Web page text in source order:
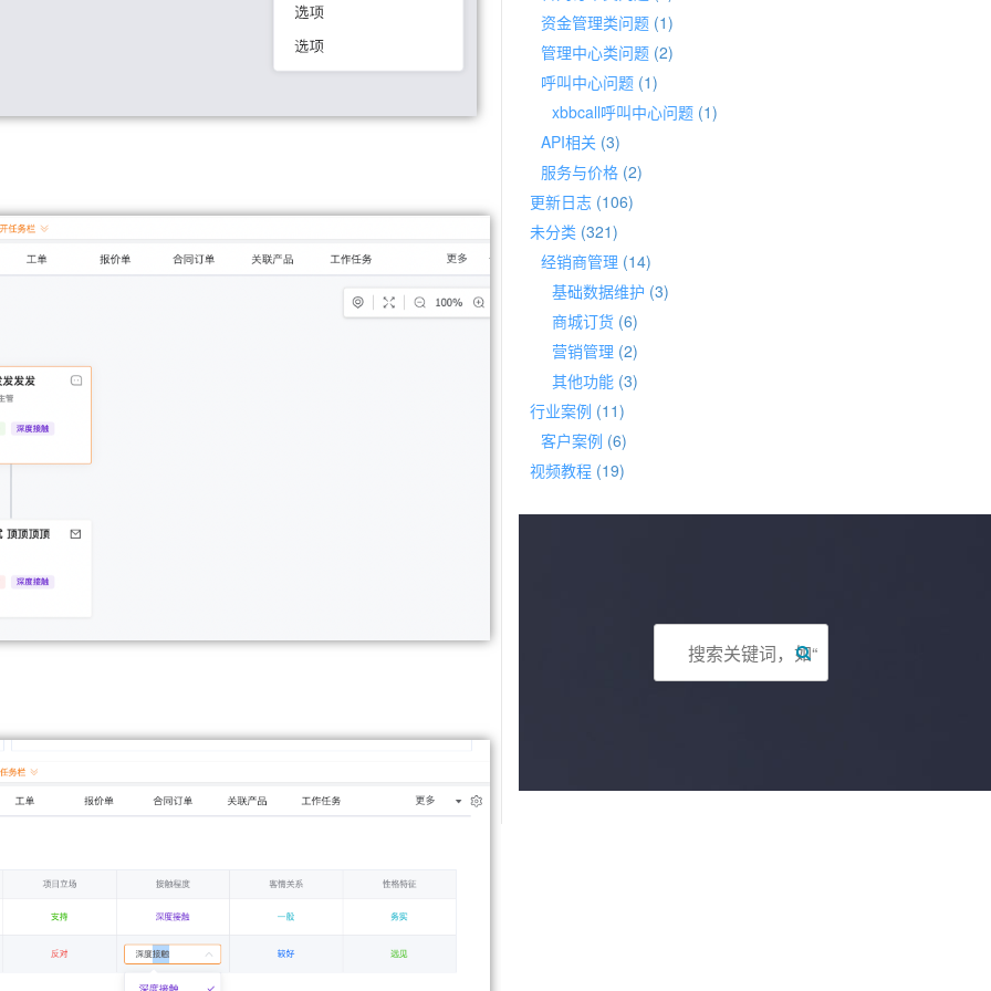
资金管理类问题 (1)
管理中心类问题 (2)
呼叫中心问题 (1)
xbbcall呼叫中心问题 (1)
API相关 (3)
服务与价格 (2)
更新日志 (106)
未分类 (321)
经销商管理 (14)
基础数据维护 (3)
商城订货 (6)
营销管理 (2)
其他功能 (3)
行业案例 (11)
客户案例 (6)
视频教程 (19)